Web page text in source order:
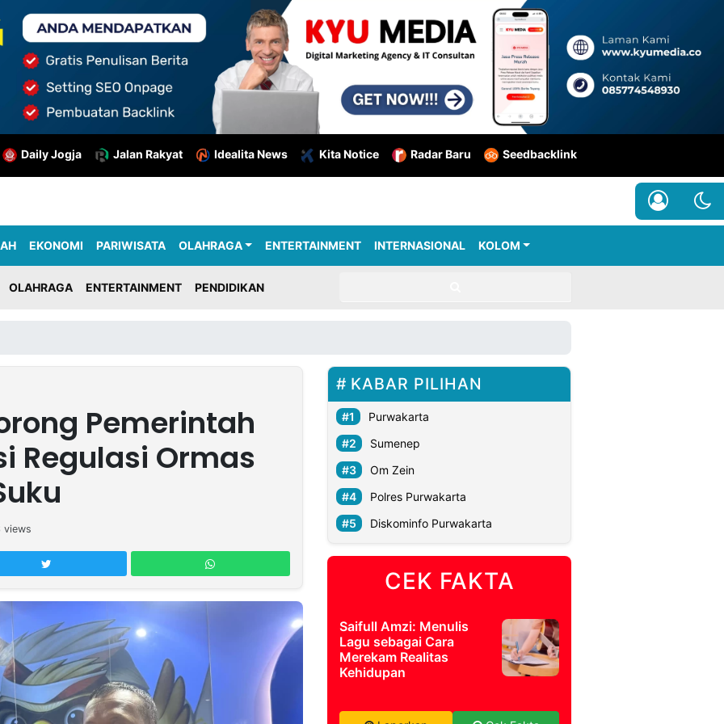
Daily Jogja Jalan Rakyat Idealita News Kita Notice Radar Baru Seedbacklink
EKONOMI PARIWISATA OLAHRAGA ENTERTAINMENT INTERNASIONAL KOLOM
OLAHRAGA ENTERTAINMENT PENDIDIKAN
Pemerintah
Regulasi Ormas
views
KABAR PILIHAN
Purwakarta
Sumenep
Om Zein
Polres Purwakarta
Diskominfo Purwakarta
CEK FAKTA
Saifull Amzi: Menulis
Lagu sebagai Cara
Merekam Realitas
Kehidupan